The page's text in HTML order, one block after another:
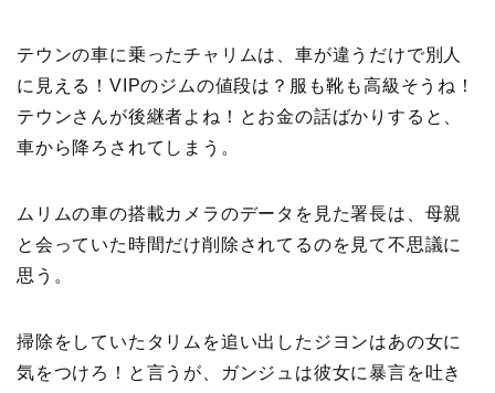
テウンの車に乗ったチャリムは、車が違うだけで別人
に見える！VIPのジムの値段は？服も靴も高級そうね！
テウンさんが後継者よね！とお金の話ばかりすると、
車から降ろされてしまう。
ムリムの車の搭載カメラのデータを見た署長は、母親
と会っていた時間だけ削除されてるのを見て不思議に
思う。
掃除をしていたタリムを追い出したジヨンはあの女に
気をつけろ！と言うが、ガンジュは彼女に暴言を吐き